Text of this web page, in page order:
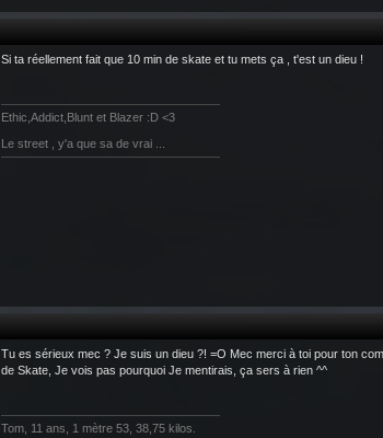
Si ta réellement fait que 10 min de skate et tu mets ça , t'est un dieu !
Ethic,Addict,Blunt et Blazer :D <3
Le street , y'a que sa de vrai ...
Tu es sérieux mec ? Je suis un dieu ?! =O Mec merci à toi pour ton
de Skate, Je vois pas pourquoi Je mentirais, ça sers à rien ^^
Tom, 11 ans, 1 mètre 53, 38,75 kilos.